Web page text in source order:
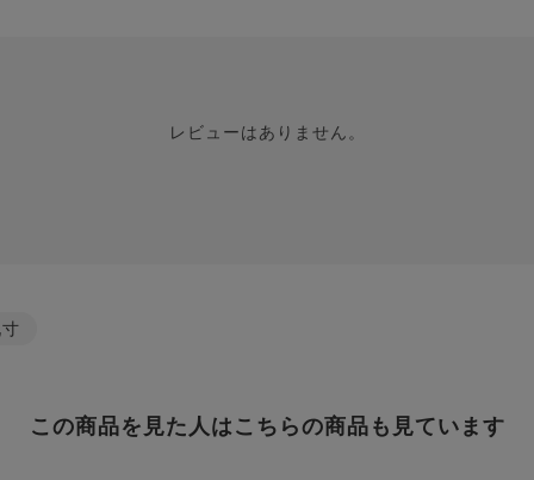
レビューはありません。
この商品を見た人はこちらの商品も見ています